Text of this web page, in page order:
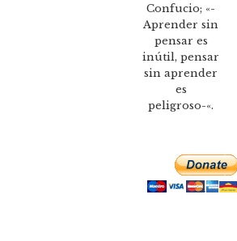
Confucio; «-
Aprender sin
pensar es
inútil, pensar
sin aprender
es
peligroso-«.